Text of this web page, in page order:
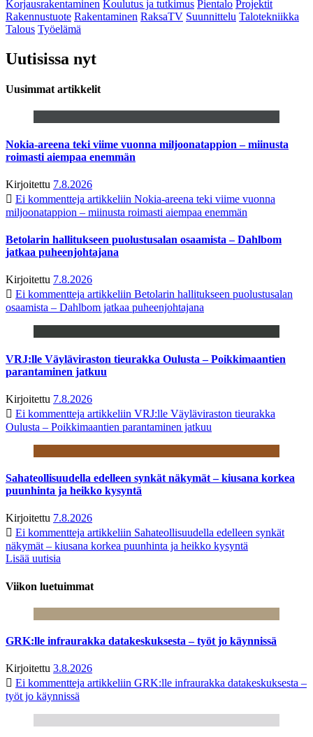
Korjausrakentaminen Koulutus ja tutkimus Pientalo Projektit
Rakennustuote Rakentaminen RaksaTV Suunnittelu Talotekniikka
Talous Työelämä
Uutisissa nyt
Uusimmat artikkelit
Nokia-areena teki viime vuonna miljoonatappion – miinusta
roimasti aiempaa enemmän
Kirjoitettu 7.8.2026
Ei kommentteja artikkeliin Nokia-areena teki viime vuonna
miljoonatappion – miinusta roimasti aiempaa enemmän
Betolarin hallitukseen puolustusalan osaamista – Dahlbom
jatkaa puheenjohtajana
Kirjoitettu 7.8.2026
Ei kommentteja artikkeliin Betolarin hallitukseen puolustusalan
osaamista – Dahlbom jatkaa puheenjohtajana
VRJ:lle Väyläviraston tieurakka Oulusta – Poikkimaantien
parantaminen jatkuu
Kirjoitettu 7.8.2026
Ei kommentteja artikkeliin VRJ:lle Väyläviraston tieurakka
Oulusta – Poikkimaantien parantaminen jatkuu
Sahateollisuudella edelleen synkät näkymät – kiusana korkea
puunhinta ja heikko kysyntä
Kirjoitettu 7.8.2026
Ei kommentteja artikkeliin Sahateollisuudella edelleen synkät
näkymät – kiusana korkea puunhinta ja heikko kysyntä
Lisää uutisia
Viikon luetuimmat
GRK:lle infraurakka datakeskuksesta – työt jo käynnissä
Kirjoitettu 3.8.2026
Ei kommentteja artikkeliin GRK:lle infraurakka datakeskuksesta –
työt jo käynnissä